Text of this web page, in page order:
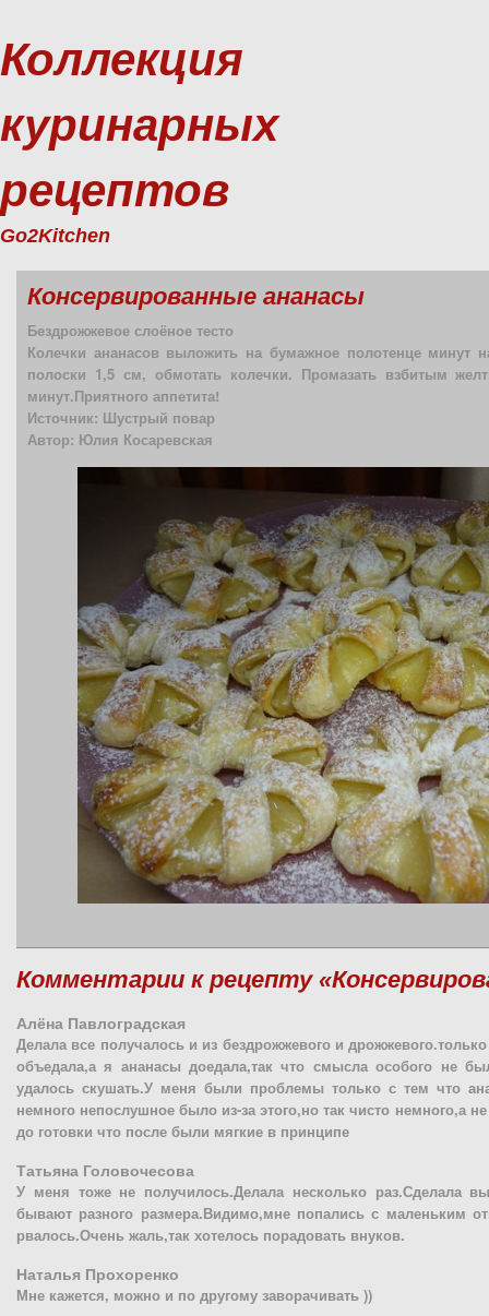
Коллекция
куринарных
рецептов
Go2Kitchen
Консервированные ананасы
Бездрожжевое слоёное тесто
Колечки ананасов выложить на бумажное полотенце минут
полоски 1,5 см, обмотать колечки. Промазать взбитым
минут.Приятного аппетита!
Источник: Шустрый повар
Автор: Юлия Косаревская
Комментарии к рецепту
Алёна Павлоградская
Делала все получалось и из бездрожжевого и
объедала,а я ананасы доедала,так что смысла особого не
удалось скушать.У меня были проблемы только с тем что
немного непослушное было из-за этого,но так чисто немного,а
до готовки что после были мягкие в принципе
Татьяна Головочесова
У меня тоже не получилось.Делала несколько раз.Сделала
бывают разного размера.Видимо,мне попались с маленьким
рвалось.Очень жаль,так хотелось порадовать внуков.
Наталья Прохоренко
Мне кажется, можно и по другому заворачивать ))